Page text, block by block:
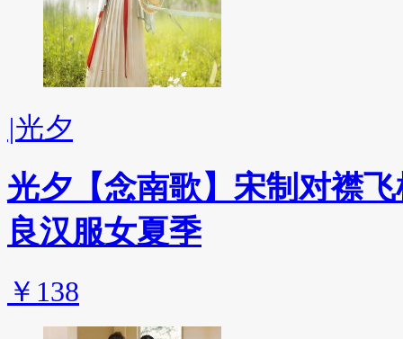
|光夕
光夕【念南歌】宋制对襟
良汉服女夏季
￥138